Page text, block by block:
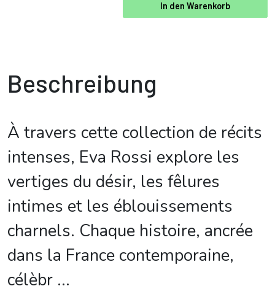
In den Warenkorb
Beschreibung
À travers cette collection de récits
intenses, Eva Rossi explore les
vertiges du désir, les fêlures
intimes et les éblouissements
charnels. Chaque histoire, ancrée
dans la France contemporaine,
célèbr ...